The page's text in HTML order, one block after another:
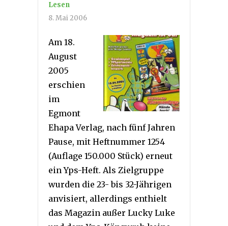
Lesen
8. Mai 2006
Am 18.
August
2005
erschien
im
Egmont
Ehapa Verlag, nach fünf Jahren
Pause, mit Heftnummer 1254
(Auflage 150.000 Stück) erneut
ein Yps-Heft. Als Zielgruppe
wurden die 23- bis 32-Jährigen
anvisiert, allerdings enthielt
das Magazin außer Lucky Luke